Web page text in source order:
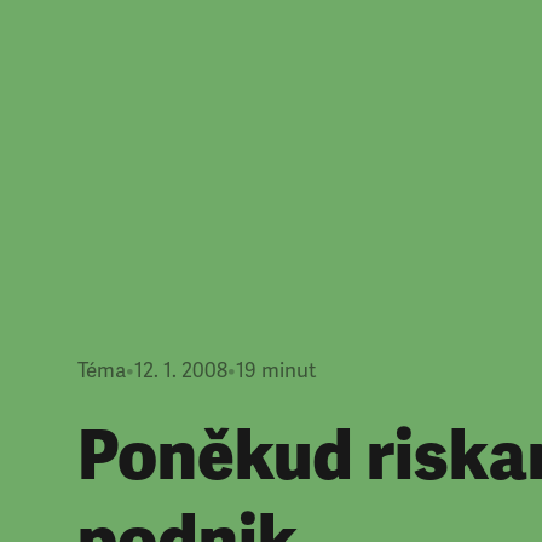
Téma•12. 1. 2008•19 minut
Poněkud